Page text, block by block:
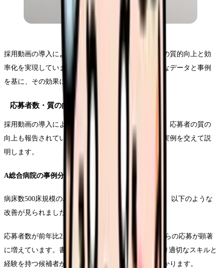
採用動画の導入により、多くの医療機関が採用活動の質的向上と効
率化を実現しています。本セクションでは、具体的なデータと事例
を基に、その効果について詳しく解説します。
応募者数・質の向上
採用動画の導入により、応募者数の増加だけでなく、応募者の質の
向上も報告されています。具体的な効果について、実例を交えて説
明します。
A総合病院の事例分析
病床数500床規模のA総合病院では、採用動画導入後、以下のような
改善が見られました。
応募者数が前年比2.3倍に増加し、特に新卒看護師からの応募が顕著
に増えています。書類選考通過率も15%向上し、より適切なスキルと
経験を持つ候補者からの応募が増えていることが分かります。